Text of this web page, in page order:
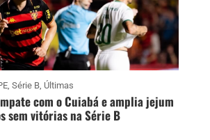
, Série B, Últimas
com o Cuiabá e amplia jejum
sem vitórias na Série B